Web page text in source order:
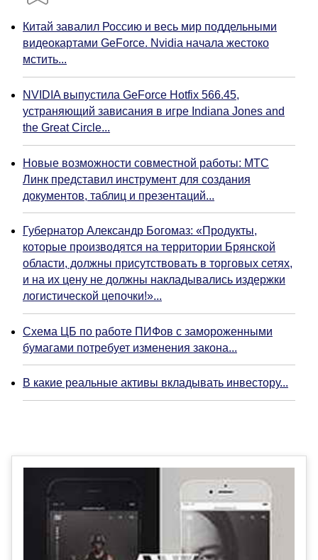
Китай завалил Россию и весь мир поддельными
видеокартами GeForce. Nvidia начала жестоко
мстить...
NVIDIA выпустила GeForce Hotfix 566.45,
устраняющий зависания в игре Indiana Jones and
the Great Circle...
Новые возможности совместной работы: МТС
Линк представил инструмент для создания
документов, таблиц и презентаций...
Губернатор Александр Богомаз: «Продукты,
которые производятся на территории Брянской
области, должны присутствовать в торговых сетях,
и на их цену не должны накладывались издержки
логистической цепочки!»...
Схема ЦБ по работе ПИФов с замороженными
бумагами потребует изменения закона...
В какие реальные активы вкладывать инвестору...